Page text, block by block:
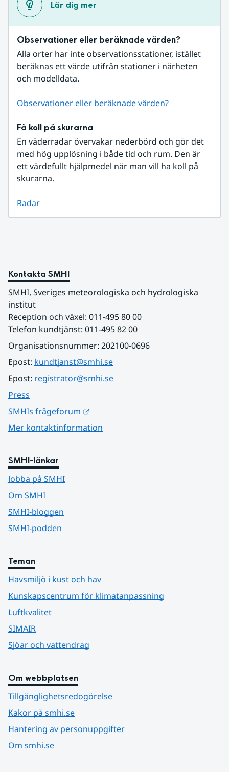
Lär dig mer
Observationer eller beräknade värden?
Alla orter har inte observationsstationer, istället
beräknas ett värde utifrån stationer i närheten
och modelldata.
Observationer eller beräknade värden?
Få koll på skurarna
En väderradar övervakar nederbörd och gör det
med hög upplösning i både tid och rum. Den är
ett värdefullt hjälpmedel när man vill ha koll på
skurarna.
Radar
Kontakta SMHI
SMHI, Sveriges meteorologiska och hydrologiska
institut
Reception och växel: 011-495 80 00
Telefon kundtjänst: 011-495 82 00
Organisationsnummer: 202100-0696
Epost: kundtjanst@smhi.se
Epost: registrator@smhi.se
Press
SMHIs frågeforum
Mer kontaktinformation
SMHI-länkar
Jobba på SMHI
Om SMHI
SMHI-bloggen
SMHI-podden
Teman
Havsmiljö i kust och hav
Kunskapscentrum för klimatanpassning
Luftkvalitet
SIMAIR
Sjöar och vattendrag
Om webbplatsen
Tillgänglighetsredogörelse
Kakor på smhi.se
Hantering av personuppgifter
Om smhi.se